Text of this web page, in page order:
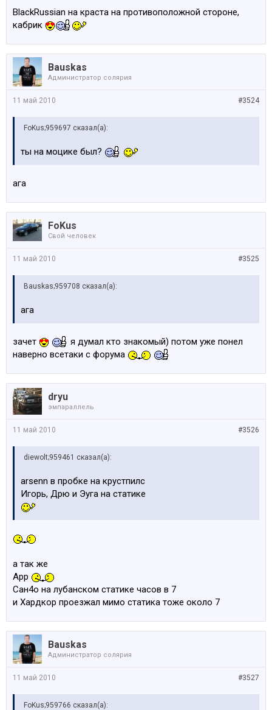
BlackRussian на краста на противоположной стороне,
кабрик
Bauskas
Администратop солярия
#3524
11 май 2010
FoKus;959697 сказал(а):
ты на моцике был?
ага
FoKus
Свой человек
#3525
11 май 2010
Bauskas;959708 сказал(а):
ага
зачет
я думал кто знакомый) потом уже понел
наверно всетаки с форума
dryu
эмпараллель
#3526
11 май 2010
diewolt;959461 сказал(а):
arsenn в пробке на крустпилс
Игорь, Дрю и Эуга на статике
а так же
Арр
Сан4о на лубанском статике часов в 7
и Хардкор проезжал мимо статика тоже около 7
Bauskas
Администратop солярия
#3527
11 май 2010
FoKus;959766 сказал(а):